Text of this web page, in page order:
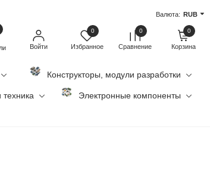
Валюта: RUB
Войти
0
Избранное
0
Сравнение
0
Корзина
Конструкторы, модули разработки
техника Электронные компоненты